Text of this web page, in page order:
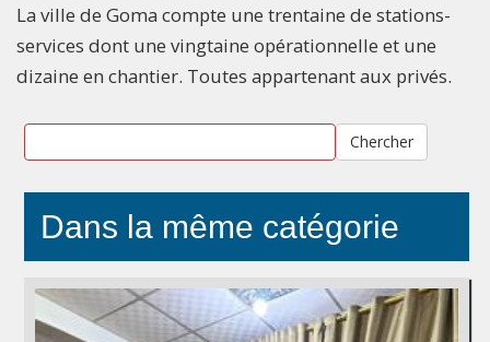
La ville de Goma compte une trentaine de stations-
services dont une vingtaine opérationnelle et une
dizaine en chantier. Toutes appartenant aux privés.
Chercher
Dans la même catégorie